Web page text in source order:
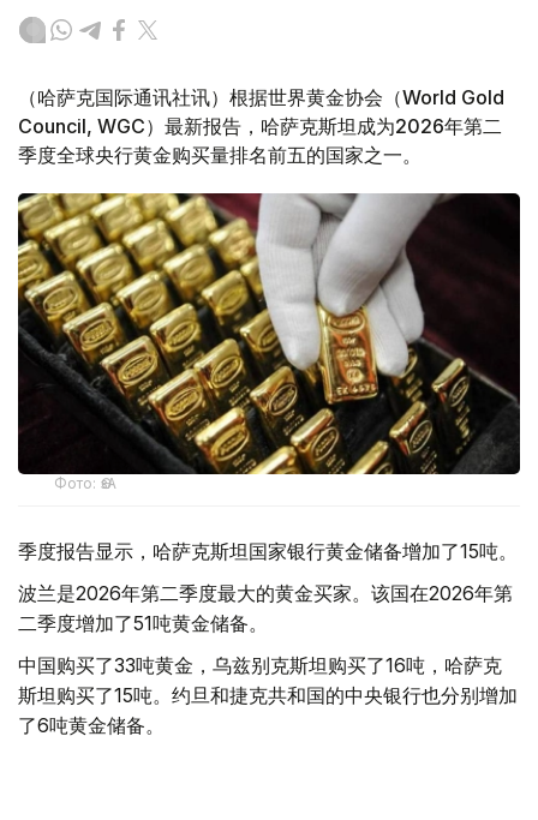
（哈萨克国际通讯社讯）根据世界黄金协会（World Gold
Council, WGC）最新报告，哈萨克斯坦成为2026年第二
季度全球央行黄金购买量排名前五的国家之一。
Фото: ӨзА
季度报告显示，哈萨克斯坦国家银行黄金储备增加了15吨。
波兰是2026年第二季度最大的黄金买家。该国在2026年第
二季度增加了51吨黄金储备。
中国购买了33吨黄金，乌兹别克斯坦购买了16吨，哈萨克
斯坦购买了15吨。约旦和捷克共和国的中央银行也分别增加
了6吨黄金储备。